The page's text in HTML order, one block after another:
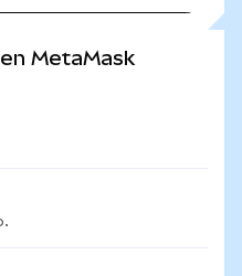
MetaMask